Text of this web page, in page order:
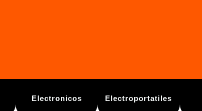
Electronicos Electroportatiles